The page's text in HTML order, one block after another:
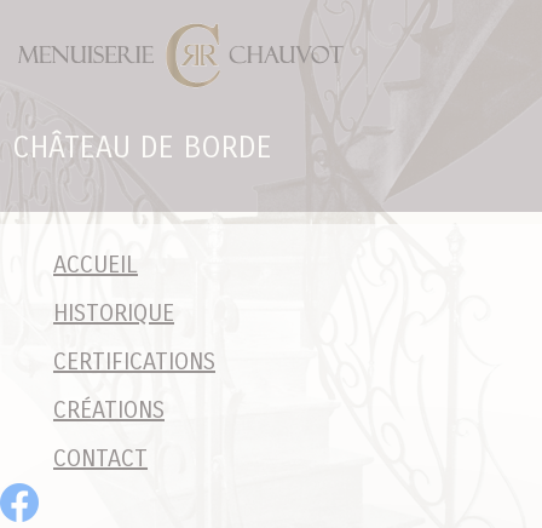
CHÂTEAU DE BORDE
ACCUEIL
HISTORIQUE
CERTIFICATIONS
CRÉATIONS
CONTACT